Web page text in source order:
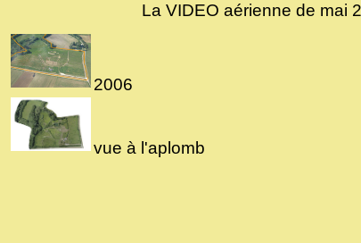
La VIDEO aérienne de mai
2006
vue à l'aplomb